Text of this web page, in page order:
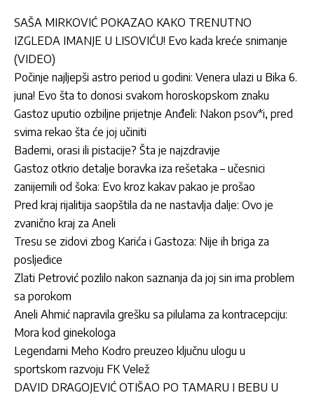
SAŠA MIRKOVIĆ POKAZAO KAKO TRENUTNO
IZGLEDA IMANJE U LISOVIĆU! Evo kada kreće snimanje
(VIDEO)
Počinje najljepši astro period u godini: Venera ulazi u Bika 6.
juna! Evo šta to donosi svakom horoskopskom znaku
Gastoz uputio ozbiljne prijetnje Anđeli: Nakon psov*i, pred
svima rekao šta će joj učiniti
Bademi, orasi ili pistacije? Šta je najzdravije
Gastoz otkrio detalje boravka iza rešetaka – učesnici
zanijemili od šoka: Evo kroz kakav pakao je prošao
Pred kraj rijalitija saopštila da ne nastavlja dalje: Ovo je
zvanično kraj za Aneli
Tresu se zidovi zbog Karića i Gastoza: Nije ih briga za
posljedice
Zlati Petrović pozlilo nakon saznanja da joj sin ima problem
sa porokom
Aneli Ahmić napravila grešku sa pilulama za kontracepciju:
Mora kod ginekologa
Legendarni Meho Kodro preuzeo ključnu ulogu u
sportskom razvoju FK Velež
DAVID DRAGOJEVIĆ OTIŠAO PO TAMARU I BEBU U